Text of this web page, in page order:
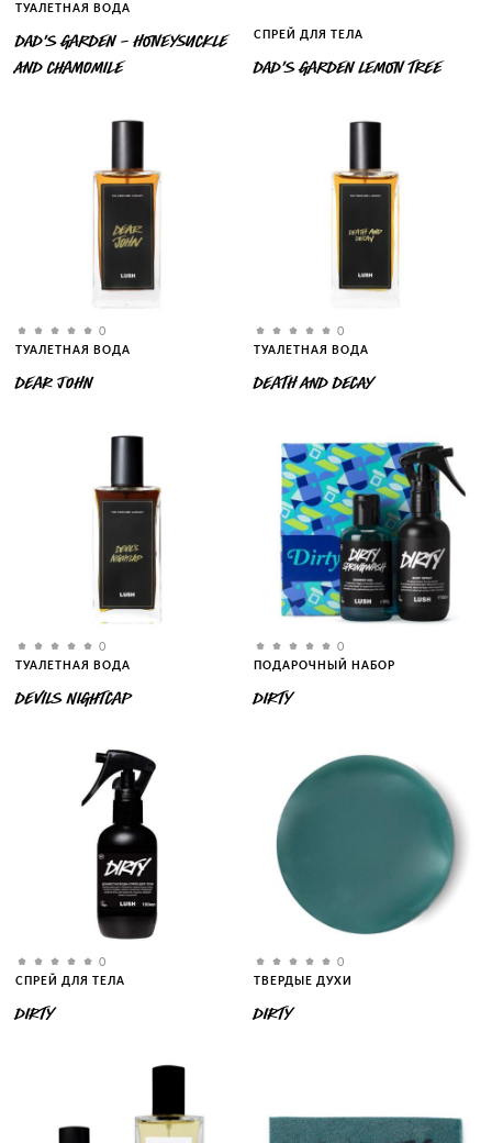
ТУАЛЕТНАЯ ВОДА
DAD'S GARDEN - HONEYSUCKLE
AND CHAMOMILE
СПРЕЙ ДЛЯ ТЕЛА
DAD’S GARDEN LEMON TREE
0
ТУАЛЕТНАЯ ВОДА
DEAR JOHN
0
ТУАЛЕТНАЯ ВОДА
DEATH AND DECAY
0
ТУАЛЕТНАЯ ВОДА
DEVILS NIGHTCAP
0
ПОДАРОЧНЫЙ НАБОР
DIRTY
0
СПРЕЙ ДЛЯ ТЕЛА
DIRTY
0
ТВЕРДЫЕ ДУХИ
DIRTY